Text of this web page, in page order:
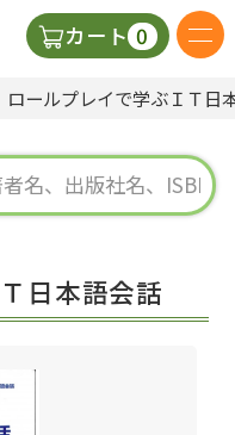
カート 0
日本語の教科書
聴覚・補助教材
教師用参考書
ロールプレイで学ぶＩＴ日
日本語会話